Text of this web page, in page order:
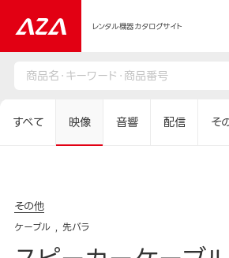
レンタル機器カタログサイト
すべて 映像 音響 配信 そ
その他
ケーブル 先バラ